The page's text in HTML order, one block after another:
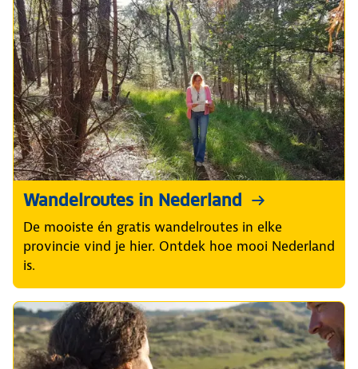
Wandelroutes in Nederland
De mooiste én gratis wandelroutes in elke
provincie vind je hier. Ontdek hoe mooi Nederland
is.